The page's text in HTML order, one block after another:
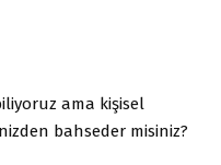
ama kişisel
bahseder misiniz?